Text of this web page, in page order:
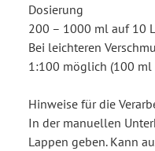
Dosierung
200 – 1000 ml auf 10
Bei leichteren
1:100 möglich (100 ml
Hinweise für die
In der manuellen
Lappen geben. Kann